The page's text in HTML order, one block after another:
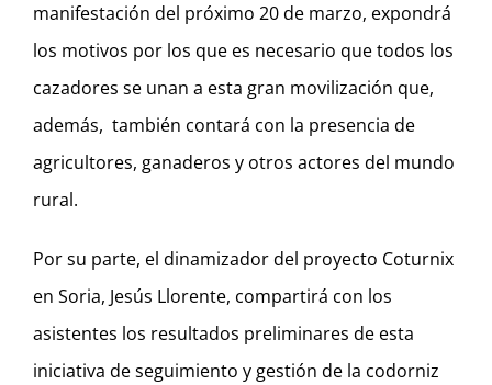
manifestación del próximo 20 de marzo, expondrá
los motivos por los que es necesario que todos los
cazadores se unan a esta gran movilización que,
además, también contará con la presencia de
agricultores, ganaderos y otros actores del mundo
rural.
Por su parte, el dinamizador del proyecto Coturnix
en Soria, Jesús Llorente, compartirá con los
asistentes los resultados preliminares de esta
iniciativa de seguimiento y gestión de la codorniz